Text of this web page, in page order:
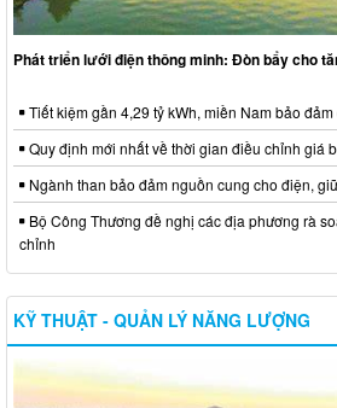
Phát triển lưới điện thông minh: Đòn bẩy cho
Tiết kiệm gần 4,29 tỷ kWh, miền Nam bảo
Quy định mới nhất về thời gian điều chỉnh giá
Ngành than bảo đảm nguồn cung cho điện,
Bộ Công Thương đề nghị các địa phương rà
chỉnh
KỸ THUẬT - QUẢN LÝ NĂNG LƯỢNG